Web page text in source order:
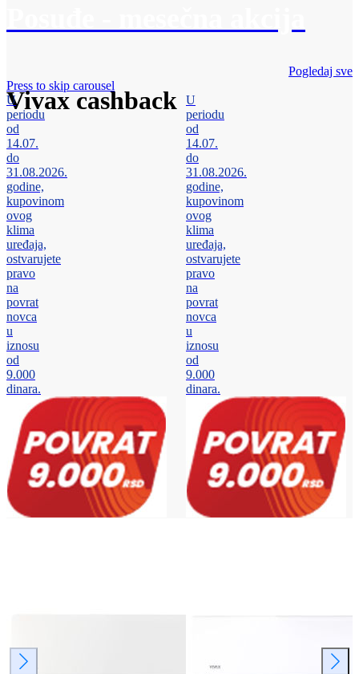
Vivax cashback
Pogledaj sve
Press to skip carousel
U
periodu
od
14.07.
do
31.08.2026.
godine,
kupovinom
ovog
klima
uređaja,
ostvarujete
pravo
na
povrat
novca
u
iznosu
od
9.000
dinara.
U
periodu
od
14.07.
do
31.08.2026.
godine,
kupovinom
ovog
klima
uređaja,
ostvarujete
pravo
na
povrat
novca
u
iznosu
od
9.000
dinara.